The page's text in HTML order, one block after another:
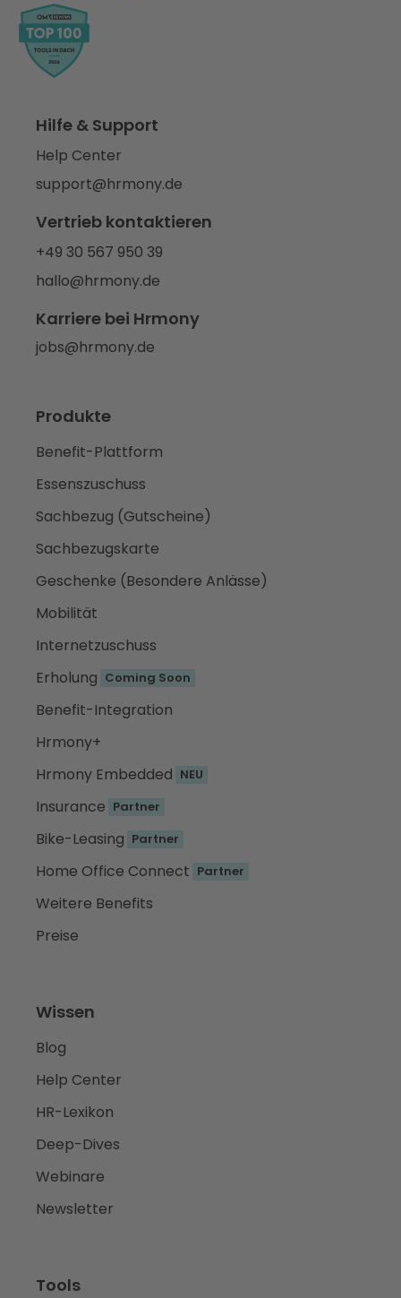
Hilfe & Support
Help Center
support@hrmony.de
Vertrieb kontaktieren
+49 30 567 950 39
hallo@hrmony.de
Karriere bei Hrmony
jobs@hrmony.de
Produkte
Benefit-Plattform
Essenszuschuss
Sachbezug (Gutscheine)
Sachbezugskarte
Geschenke (Besondere Anlässe)
Mobilität
Internetzuschuss
Erholung Coming Soon
Benefit-Integration
Hrmony+
Hrmony Embedded NEU
Insurance Partner
Bike-Leasing Partner
Home Office Connect Partner
Weitere Benefits
Preise
Wissen
Blog
Help Center
HR-Lexikon
Deep-Dives
Webinare
Newsletter
Tools